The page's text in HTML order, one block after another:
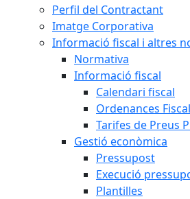
Perfil del Contractant
Imatge Corporativa
Informació fiscal i altres
Normativa
Informació fiscal
Calendari fiscal
Ordenances
Tarifes de Preus
Gestió econòmica
Pressupost
Execució
Plantilles